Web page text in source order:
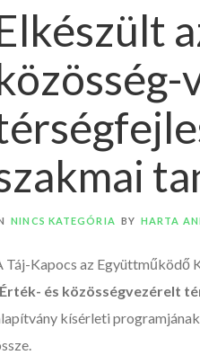
NINCS KATEGÓRIA BY HARTA
Táj-Kapocs az Együttműködő
és közösségvezérelt
kísérleti